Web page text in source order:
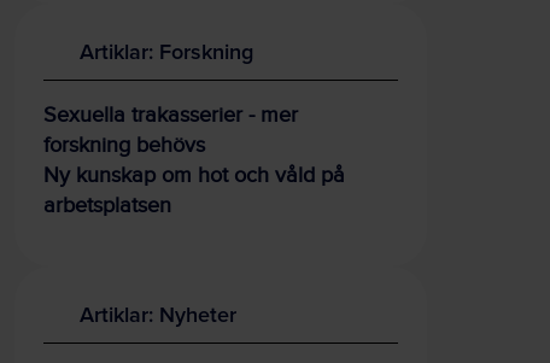
Artiklar: Forskning
Sexuella trakasserier - mer
forskning behövs
Ny kunskap om hot och våld på
arbetsplatsen
Artiklar: Nyheter